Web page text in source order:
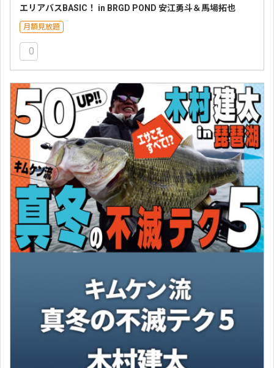
エリアバスBASIC！ in BRGD POND 安江勇斗＆馬場拓也
月額見放題
0